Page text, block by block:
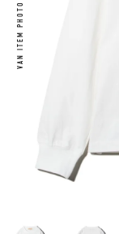
VAN ITEM PHOTO